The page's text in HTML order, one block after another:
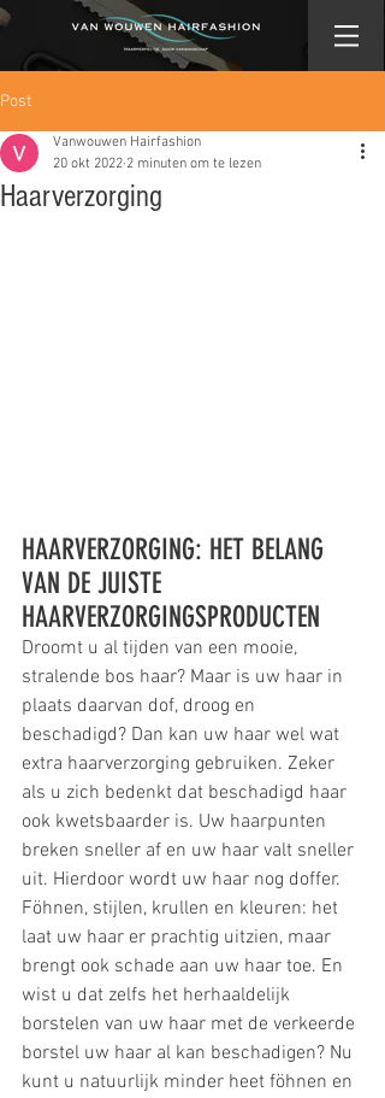
Post
Haarverzorging
Vanwouwen Hairfashion
20 okt 2022 2 minuten om te lezen
HAARVERZORGING: HET BELANG
VAN DE JUISTE
HAARVERZORGINGSPRODUCTEN
Droomt u al tijden van een mooie,
stralende bos haar? Maar is uw haar in
plaats daarvan dof, droog en
beschadigd? Dan kan uw haar wel wat
extra haarverzorging gebruiken. Zeker
als u zich bedenkt dat beschadigd haar
ook kwetsbaarder is. Uw haarpunten
breken sneller af en uw haar valt sneller
uit. Hierdoor wordt uw haar nog doffer.
Föhnen, stijlen, krullen en kleuren: het
laat uw haar er prachtig uitzien, maar
brengt ook schade aan uw haar toe. En
wist u dat zelfs het herhaaldelijk
borstelen van uw haar met de verkeerde
borstel uw haar al kan beschadigen? Nu
kunt u natuurlijk minder heet föhnen en